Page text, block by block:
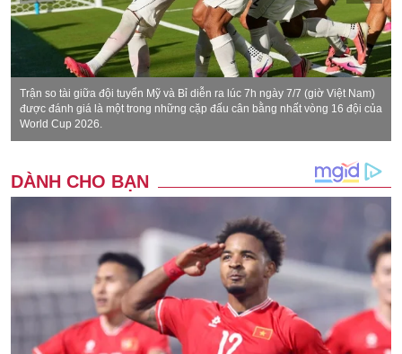
Trận so tài giữa đội tuyển Mỹ và Bỉ diễn ra lúc 7h ngày 7/7 (giờ Việt Nam)
được đánh giá là một trong những cặp đấu cân bằng nhất vòng 16 đội của
World Cup 2026.